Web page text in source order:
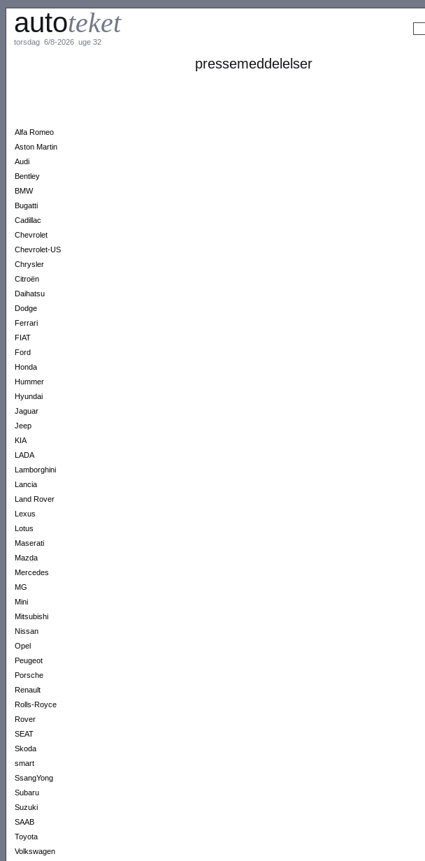
autoteket
torsdag 6/8-2026 uge 32
Alfa Romeo
Aston Martin
Audi
Bentley
BMW
Bugatti
Cadillac
Chevrolet
Chevrolet-US
Chrysler
Citroën
Daihatsu
Dodge
Ferrari
FIAT
Ford
Honda
Hummer
Hyundai
Jaguar
Jeep
KIA
LADA
Lamborghini
Lancia
Land Rover
Lexus
Lotus
Maserati
Mazda
Mercedes
MG
Mini
Mitsubishi
Nissan
Opel
Peugeot
Porsche
Renault
Rolls-Royce
Rover
SEAT
Skoda
smart
SsangYong
Subaru
Suzuki
SAAB
Toyota
Volkswagen
pressemeddelelser